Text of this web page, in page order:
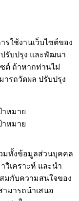
รใช้งานเว็บไซต์ของ
รับปรุง และพัฒนา
ต์ ถ้าหากท่านไม่
ารถวัดผล ปรับปรุง
าหมาย
าหมาย
มทั้งข้อมูลส่วนบุคคล
วิเคราะห์ และนำ
มกับความสนใจของ
มารถนำเสนอ